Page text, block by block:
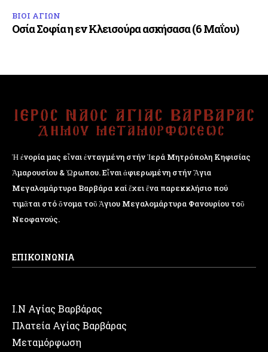
ΒΙΟΙ ΑΓΙΩΝ
Οσία Σοφία η εν Κλεισούρα ασκήσασα (6 Μαΐου)
Ἡ ἐνορία μας εἶναι ἐνταγμένη στήν Ἱερά Μητρόπολη Κηφισίας
Ἁμαρουσίου & Ὠρωπου. Εἶναι ἀφιερωμένη στήν Ἅγια
Μεγαλομάρτυρα Βαρβάρα καί ἔχει ἕνα παρεκκλήσιο πού
τιμᾶται στό ὄνομα τοῦ Ἁγιου Μεγαλομάρτυρα Φανουρίου τοῦ
Νεοφανούς.
ΕΠΙΚΟΙΝΩΝΙΑ
Ι.Ν Αγίας Βαρβάρας
Πλατεία Αγίας Βαρβάρας
Μεταμόρφωση